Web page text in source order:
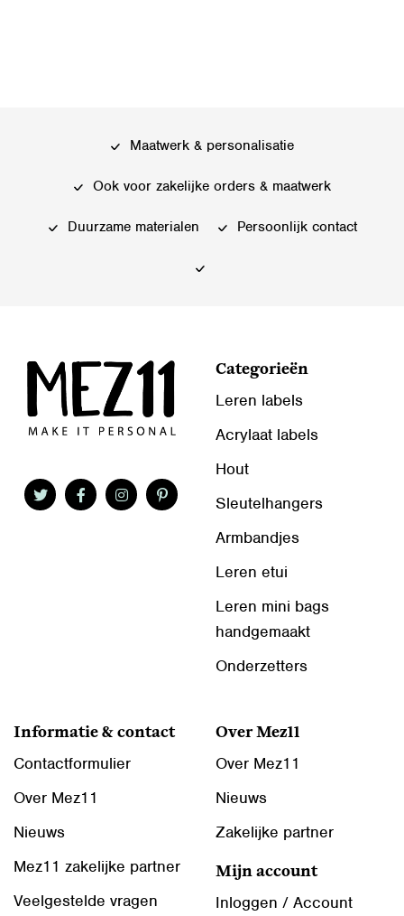
Maatwerk & personalisatie
Ook voor zakelijke orders & maatwerk
Duurzame materialen Persoonlijk contact
Categorieën
Leren labels
Acrylaat labels
Hout
Sleutelhangers
Armbandjes
Leren etui
Leren mini bags
handgemaakt
Onderzetters
Informatie & contact
Contactformulier
Over Mez11
Nieuws
Mez11 zakelijke partner
Veelgestelde vragen
Over Mez11
Over Mez11
Nieuws
Zakelijke partner
Mijn account
Inloggen / Account